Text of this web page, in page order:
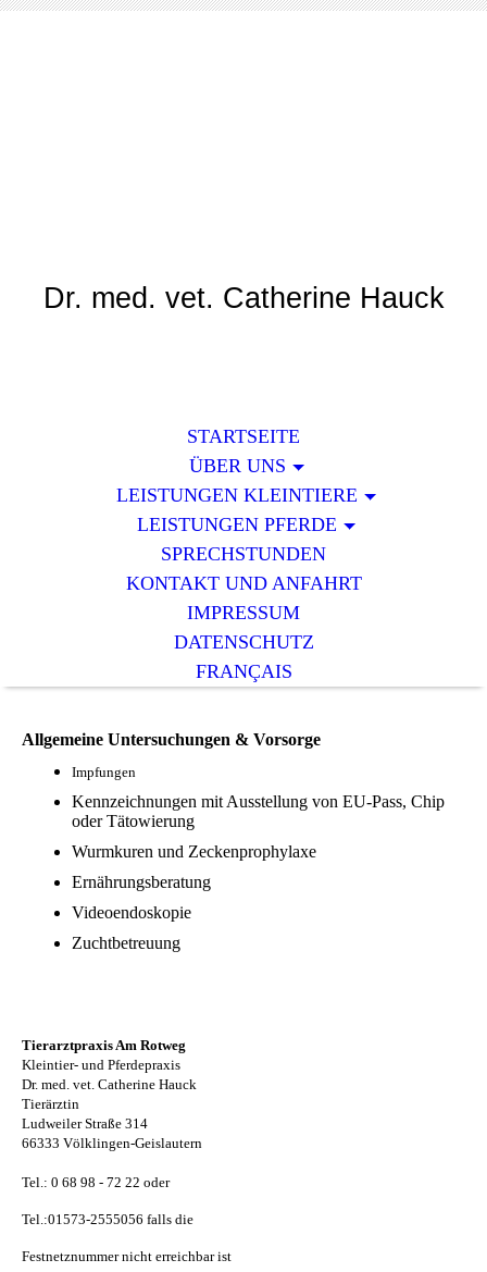
Dr. med. vet. Catherine Hauck
STARTSEITE
ÜBER UNS
LEISTUNGEN KLEINTIERE
LEISTUNGEN PFERDE
SPRECHSTUNDEN
KONTAKT UND ANFAHRT
IMPRESSUM
DATENSCHUTZ
FRANÇAIS
Allgemeine Untersuchungen & Vorsorge
Impfungen
Kennzeichnungen mit Ausstellung von EU-Pass, Chip
oder Tätowierung
Wurmkuren und Zeckenprophylaxe
Ernährungsberatung
Videoendoskopie
Zuchtbetreuung
Tierarztpraxis Am Rotweg
Kleintier- und Pferdepraxis
Dr. med. vet. Catherine Hauck
Tierärztin
Ludweiler Straße 314
66333 Völklingen-Geislautern
Tel.: 0 68 98 - 72 22 oder
Tel.:01573-2555056 falls die
Festnetznummer nicht erreichbar ist